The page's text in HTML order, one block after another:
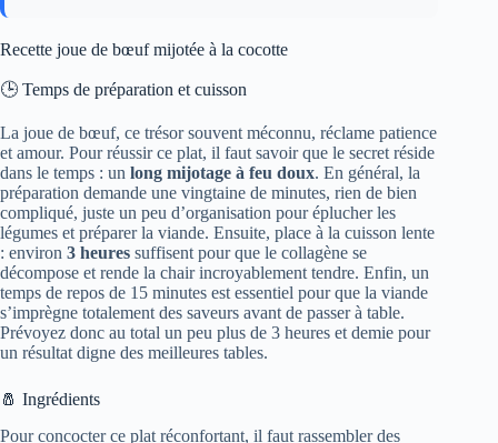
Recette joue de bœuf mijotée à la cocotte
🕒 Temps de préparation et cuisson
La joue de bœuf, ce trésor souvent méconnu, réclame patience
et amour. Pour réussir ce plat, il faut savoir que le secret réside
dans le temps : un long mijotage à feu doux. En général, la
préparation demande une vingtaine de minutes, rien de bien
compliqué, juste un peu d’organisation pour éplucher les
légumes et préparer la viande. Ensuite, place à la cuisson lente
: environ 3 heures suffisent pour que le collagène se
décompose et rende la chair incroyablement tendre. Enfin, un
temps de repos de 15 minutes est essentiel pour que la viande
s’imprègne totalement des saveurs avant de passer à table.
Prévoyez donc au total un peu plus de 3 heures et demie pour
un résultat digne des meilleures tables.
🧂 Ingrédients
Pour concocter ce plat réconfortant, il faut rassembler des